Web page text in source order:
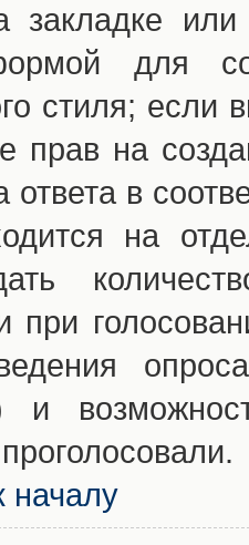
закладке
для
стиля; если
прав на
ответа в
на
при
и
началу